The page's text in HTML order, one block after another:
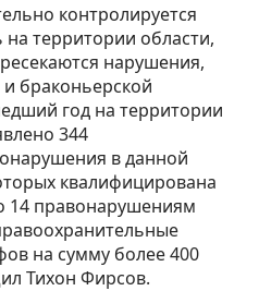
контролируется
территории области,
нарушения,
браконьерской
год на территории
344
в данной
квалифицирована
14 правонарушениям
на сумму более 400
Тихон Фирсов.